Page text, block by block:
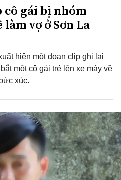
gái bị nhóm
vợ ở Sơn La
hiện một đoạn clip ghi lại
một cô gái trẻ lên xe máy về
xúc.